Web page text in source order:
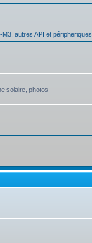
autres API et péripheriques
solaire, photos